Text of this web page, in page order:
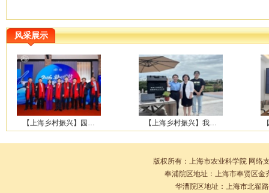
风采展示
【上海乡村振兴】园… 【上海乡村振兴】我…
版权所有：上海市农业科学院 网络
奉浦院区地址：上海市奉贤区
华漕院区地址：上海市北翟